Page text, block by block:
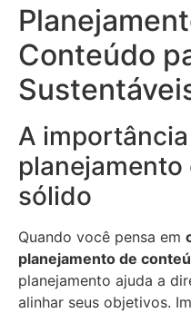
Conteúdo
A
sólido
Quando você pensa em
planejamento de
planejamento ajuda a
alinhar seus objetivos.